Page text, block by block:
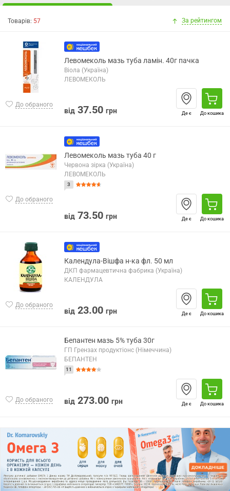
Товарів: 57 За рейтингом
До обраного
Левомеколь мазь туба ламін. 40г пачка
Віола (Україна)
ЛЕВОМЕКОЛЬ
від 37.50 грн Де є До кошика
До обраного
Левомеколь мазь туба 40 г
Червона зірка (Україна)
ЛЕВОМЕКОЛЬ
3
від 73.50 грн Де є До кошика
До обраного
Календула-Вішфа н-ка фл. 50 мл
ДКП фармацевтична фабрика (Україна)
КАЛЕНДУЛА
від 23.00 грн Де є До кошика
До обраного
Бепантен мазь 5% туба 30г
ГП Грензах продуктіонс (Німеччина)
БЕПАНТЕН
11
від 273.00 грн Де є До кошика